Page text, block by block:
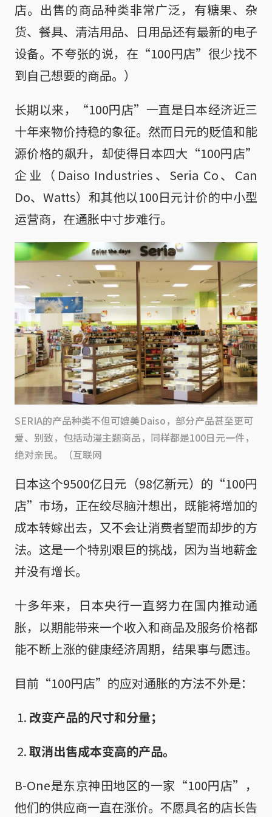
店。出售的商品种类非常广泛，有糖果、杂
货、餐具、清洁用品、日用品还有最新的电子
设备。不夸张的说，在“100円店”很少找不
到自己想要的商品。）
长期以来，“100円店”一直是日本经济近三
十年来物价持稳的象征。然而日元的贬值和能
源价格的飙升，却使得日本四大“100円店”
企业（Daiso Industries、Seria Co、Can
Do、Watts）和其他以100日元计价的中小型
运营商，在通胀中寸步难行。
SERIA的产品种类不但可媲美Daiso，部分产品甚至更可
爱、别致，包括动漫主题商品，同样都是100日元一件，
绝对亲民。（互联网
日本这个9500亿日元（98亿新元）的“100円
店”市场，正在绞尽脑汁想出，既能将增加的
成本转嫁出去，又不会让消费者望而却步的方
法。这是一个特别艰巨的挑战，因为当地薪金
并没有增长。
十多年来，日本央行一直努力在国内推动通
胀，以期能带来一个收入和商品及服务价格都
能不断上涨的健康经济周期，结果事与愿违。
目前“100円店”的应对通胀的方法不外是：
改变产品的尺寸和分量；
取消出售成本变高的产品。
B-One是东京神田地区的一家“100円店”，
他们的供应商一直在涨价。不愿具名的店长告